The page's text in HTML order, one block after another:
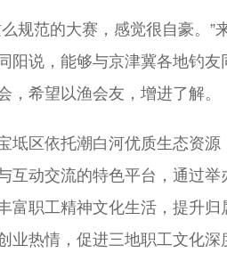
范的大赛，感觉很自豪。”
阳说，能够与京津冀各地钓友
，希望以渔会友，增进了解。
区依托潮白河优质生态资源
互动交流的特色平台，通过举
富职工精神文化生活，提升归
业热情，促进三地职工文化深